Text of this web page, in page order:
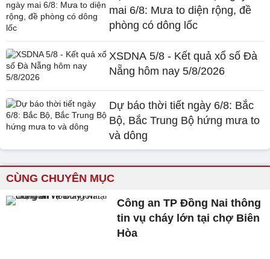
mai 6/8: Mưa to diện rộng, đề
phòng có dông lốc
XSDNA 5/8 - Kết quả xổ số Đà
Nẵng hôm nay 5/8/2026
Dự báo thời tiết ngày 6/8: Bắc
Bộ, Bắc Trung Bộ hứng mưa to
và dông
CÙNG CHUYÊN MỤC
Công an TP Đồng Nai thông
tin vụ cháy lớn tại chợ Biên
Hòa